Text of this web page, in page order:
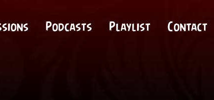
Podcasts Playlist Contact